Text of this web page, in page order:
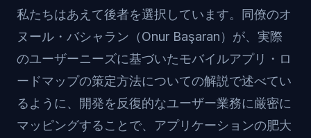
私たちはあえて後者を選択しています。同僚のオ
ヌール・バシャラン（Onur Başaran）が、 実際
のユーザーニーズに基づいたモバイルアプリ・ロ
ードマップの策定方法についての解説で述べてい
るように、開発を反復的なユーザー業務に厳密に
マッピングすることで、アプリケーションの肥大